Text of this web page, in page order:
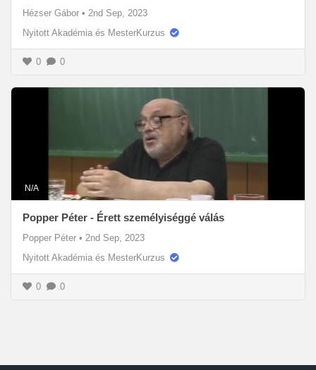
Hézser Gábor • 2nd Sep, 2023
Nyitott Akadémia és MesterKurzus
0 0
N/A
Popper Péter - Érett személyiséggé válás
Popper Péter • 2nd Sep, 2023
Nyitott Akadémia és MesterKurzus
0 0